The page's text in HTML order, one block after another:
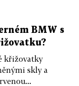
BMW s
křižovatky
skly a